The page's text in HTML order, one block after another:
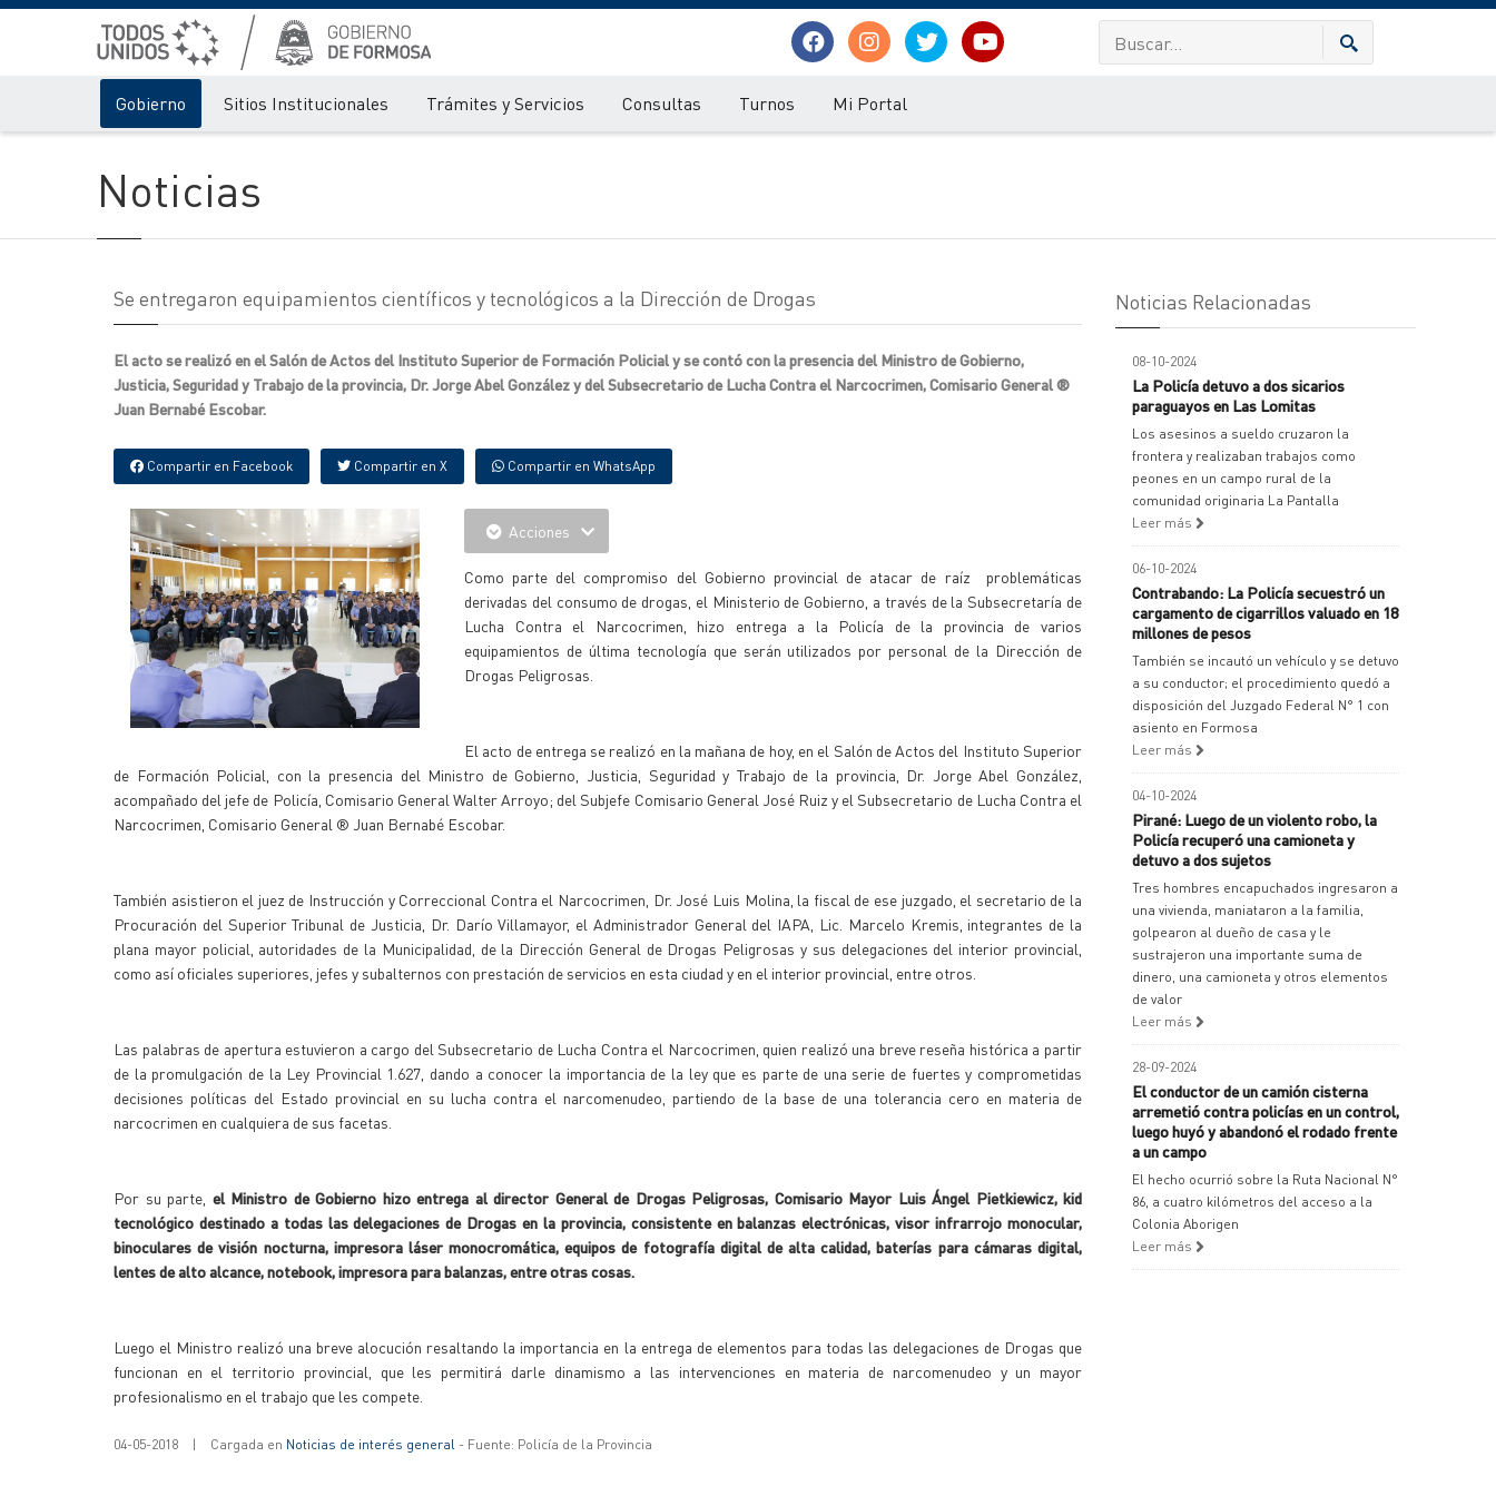
Gobierno Sitios Institucionales Trámites y Servicios Consultas Turnos Mi Portal
Noticias
Se entregaron equipamientos científicos y tecnológicos a la Dirección de Drogas
El acto se realizó en el Salón de Actos del Instituto Superior de Formación Policial y se contó con la presencia del Ministro de Gobierno,
Justicia, Seguridad y Trabajo de la provincia, Dr. Jorge Abel González y del Subsecretario de Lucha Contra el Narcocrimen, Comisario General ®
Juan Bernabé Escobar.
Compartir en Facebook Compartir en X Compartir en WhatsApp
Acciones
Como parte del compromiso del Gobierno provincial de atacar de raíz problemáticas
derivadas del consumo de drogas, el Ministerio de Gobierno, a través de la Subsecretaría de
Lucha Contra el Narcocrimen, hizo entrega a la Policía de la provincia de varios
equipamientos de última tecnología que serán utilizados por personal de la Dirección de
Drogas Peligrosas.
El acto de entrega se realizó en la mañana de hoy, en el Salón de Actos del Instituto Superior
de Formación Policial, con la presencia del Ministro de Gobierno, Justicia, Seguridad y Trabajo de la provincia, Dr. Jorge Abel González,
acompañado del jefe de Policía, Comisario General Walter Arroyo; del Subjefe Comisario General José Ruiz y el Subsecretario de Lucha Contra el
Narcocrimen, Comisario General ® Juan Bernabé Escobar.
También asistieron el juez de Instrucción y Correccional Contra el Narcocrimen, Dr. José Luis Molina, la fiscal de ese juzgado, el secretario de la
Procuración del Superior Tribunal de Justicia, Dr. Darío Villamayor, el Administrador General del IAPA, Lic. Marcelo Kremis, integrantes de la
plana mayor policial, autoridades de la Municipalidad, de la Dirección General de Drogas Peligrosas y sus delegaciones del interior provincial,
como así oficiales superiores, jefes y subalternos con prestación de servicios en esta ciudad y en el interior provincial, entre otros.
Las palabras de apertura estuvieron a cargo del Subsecretario de Lucha Contra el Narcocrimen, quien realizó una breve reseña histórica a partir
de la promulgación de la Ley Provincial 1.627, dando a conocer la importancia de la ley que es parte de una serie de fuertes y comprometidas
decisiones políticas del Estado provincial en su lucha contra el narcomenudeo, partiendo de la base de una tolerancia cero en materia de
narcocrimen en cualquiera de sus facetas.
Por su parte, el Ministro de Gobierno hizo entrega al director General de Drogas Peligrosas, Comisario Mayor Luis Ángel Pietkiewicz, kid
tecnológico destinado a todas las delegaciones de Drogas en la provincia, consistente en balanzas electrónicas, visor infrarrojo monocular,
binoculares de visión nocturna, impresora láser monocromática, equipos de fotografía digital de alta calidad, baterías para cámaras digital,
lentes de alto alcance, notebook, impresora para balanzas, entre otras cosas.
Luego el Ministro realizó una breve alocución resaltando la importancia en la entrega de elementos para todas las delegaciones de Drogas que
funcionan en el territorio provincial, que les permitirá darle dinamismo a las intervenciones en materia de narcomenudeo y un mayor
profesionalismo en el trabajo que les compete.
04-05-2018 | Cargada en Noticias de interés general - Fuente: Policía de la Provincia
Noticias Relacionadas
08-10-2024
La Policía detuvo a dos sicarios
paraguayos en Las Lomitas
Los asesinos a sueldo cruzaron la
frontera y realizaban trabajos como
peones en un campo rural de la
comunidad originaria La Pantalla
Leer más
06-10-2024
Contrabando: La Policía secuestró un
cargamento de cigarrillos valuado en 18
millones de pesos
También se incautó un vehículo y se detuvo
a su conductor; el procedimiento quedó a
disposición del Juzgado Federal N° 1 con
asiento en Formosa
Leer más
04-10-2024
Pirané: Luego de un violento robo, la
Policía recuperó una camioneta y
detuvo a dos sujetos
Tres hombres encapuchados ingresaron a
una vivienda, maniataron a la familia,
golpearon al dueño de casa y le
sustrajeron una importante suma de
dinero, una camioneta y otros elementos
de valor
Leer más
28-09-2024
El conductor de un camión cisterna
arremetió contra policías en un control,
luego huyó y abandonó el rodado frente
a un campo
El hecho ocurrió sobre la Ruta Nacional N°
86, a cuatro kilómetros del acceso a la
Colonia Aborigen
Leer más